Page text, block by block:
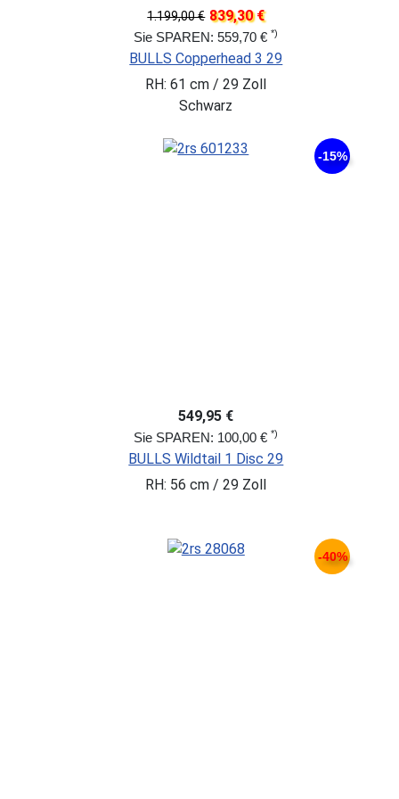
1.199,00 € 839,30 €
Sie SPAREN: 559,70 €*)
BULLS Copperhead 3 29
RH: 61 cm / 29 Zoll
Schwarz
-15%
549,95 €
Sie SPAREN: 100,00 €*)
BULLS Wildtail 1 Disc 29
RH: 56 cm / 29 Zoll
-40%